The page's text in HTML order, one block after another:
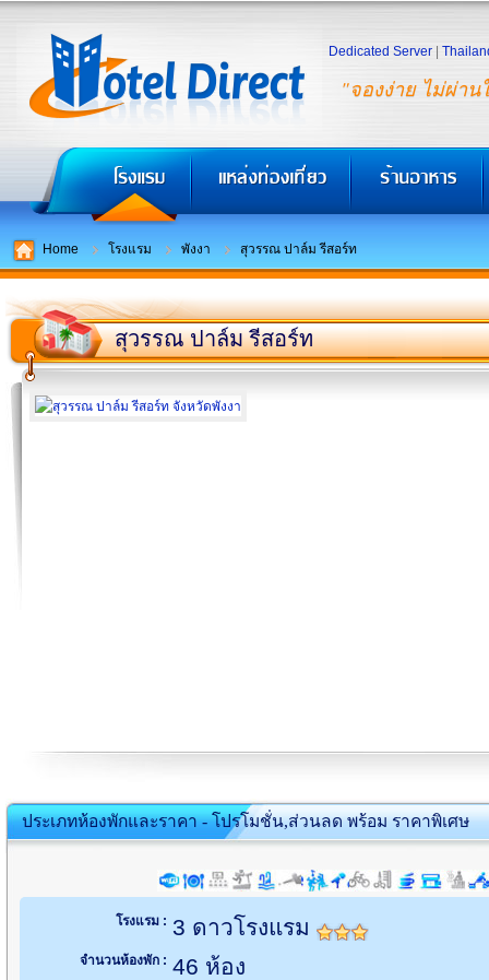
"จองง่าย ไม่ผ่าน
Dedicated Server
Home โรงแรม พังงา สุวรรณ ปาล์ม รีสอร์ท
สุวรรณ ปาล์ม รีสอร์ท
ประเภทห้องพักและราคา - โปรโมชั่น,ส่วนลด พร้อม ราคาพิเศษ
โรงแรม : 3 ดาวโรงแรม
จำนวนห้องพัก : 46 ห้อง